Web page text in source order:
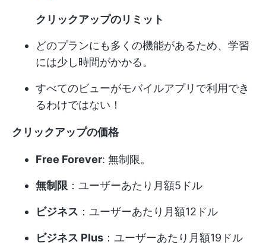
クリックアップのリミット
どのプランにも多くの機能があるため、学習
には少し時間がかかる。
すべてのビューがモバイルアプリで利用でき
るわけではない！
クリックアップの価格
Free Forever: 無制限。
無制限 ：ユーザーあたり月額5ドル
ビジネス ：ユーザーあたり月額12ドル
ビジネス Plus ：ユーザーあたり月額19ドル